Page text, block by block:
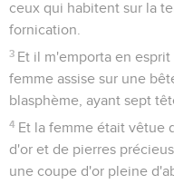
ceux qui habitent sur la
fornication.
3 Et il m'emporta en
femme assise sur une
blasphème, ayant sept
4 Et la femme était vêtue
d'or et de pierres
une coupe d'or pleine